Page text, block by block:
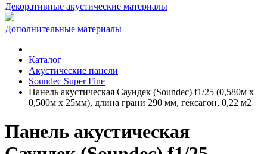
Декоративные акустические материалы
Дополнительные материалы
Каталог
Акустические панели
Soundec Super Fine
Панель акустическая Саундек (Soundec) f1/25 (0,580м x
0,500м х 25мм), длина грани 290 мм, гексагон, 0,22 м2
Панель акустическая